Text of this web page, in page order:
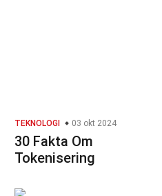
TEKNOLOGI 03 okt 2024
30 Fakta Om
Tokenisering